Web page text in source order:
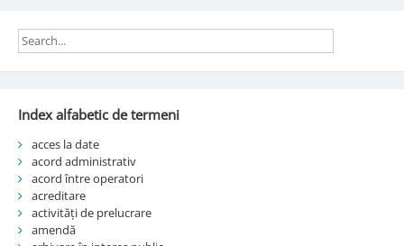
Index alfabetic de termeni
acces la date
acord administrativ
acord între operatori
acreditare
activități de prelucrare
amendă